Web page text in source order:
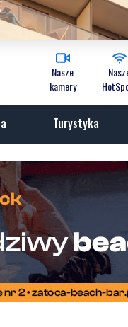
Nasze
kamery
Turystyka